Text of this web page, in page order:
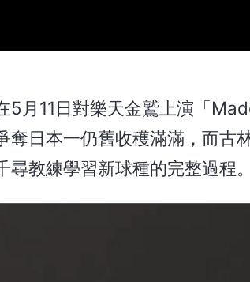
5月11日對樂天金鷲上演「
奪日本一仍舊收穫滿滿，而古
尋教練學習新球種的完整過程